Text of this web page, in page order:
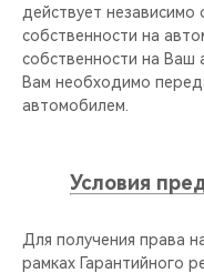
CHERY И СПОРТ
НАШИ МЕРОПРИЯТИЯ
CHERY ДЛЯ ДЕТЕЙ
действует
собственности на
собственности на Ваш
Вам необходимо
автомобилем.
Условия
Для получения права
рамках Гарантийного